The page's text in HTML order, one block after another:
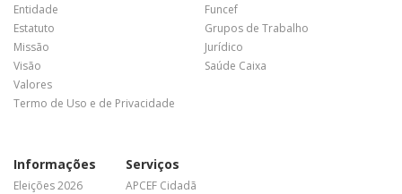
Entidade
Estatuto
Missão
Visão
Valores
Termo de Uso e de Privacidade
Funcef
Grupos de Trabalho
Jurídico
Saúde Caixa
Informações
Eleições 2026
Serviços
APCEF Cidadã